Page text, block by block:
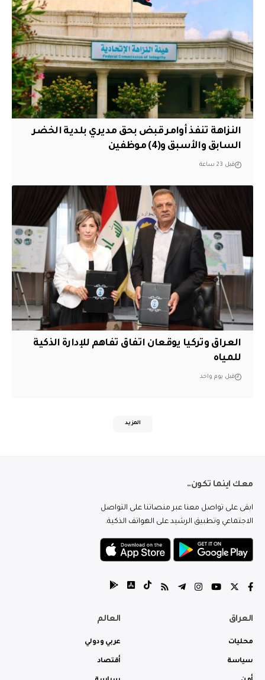
النزاهة تنفذ أوامر قبض بحق مديري بلدية الخضر
السابق والأسبق و(4) موظفين
قبل 23 ساعة
العراق وتركيا يوقعان اتفاق تفاهم للإدارة الذكية
للمياه
قبل يوم واحد
المزيد
معك اينما تكون..
ابقى على تواصل معنا عبر منصاتنا على التواصل
الاجتماعي وتطبيق الرشيد على الهواتف الذكية.
العراق
محليات
سياسة
العالم
عربي ودولي
أقتصاد